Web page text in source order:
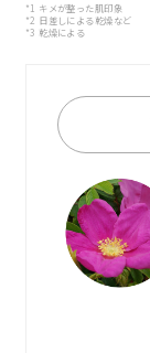
*1 キメが整った肌印象
*2 日差しによる乾燥など
*3 乾燥による